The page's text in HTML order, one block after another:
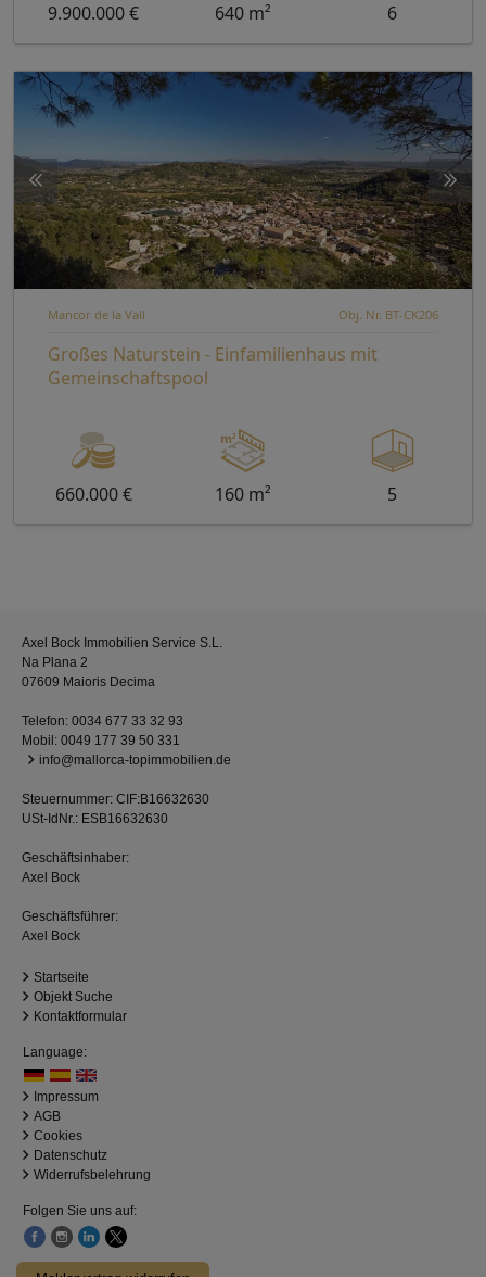
9.900.000 € 640 m² 6
Mancor de la Vall Obj. Nr. BT-CK206
Großes Naturstein - Einfamilienhaus mit
Gemeinschaftspool
660.000 € 160 m² 5
Axel Bock Immobilien Service S.L.
Na Plana 2
07609 Maioris Decima
Telefon: 0034 677 33 32 93
Mobil: 0049 177 39 50 331
info@mallorca-topimmobilien.de
Steuernummer: CIF:B16632630
USt-IdNr.: ESB16632630
Geschäftsinhaber:
Axel Bock
Geschäftsführer:
Axel Bock
Startseite
Objekt Suche
Kontaktformular
Language:
Impressum
AGB
Cookies
Datenschutz
Widerrufsbelehrung
Folgen Sie uns auf: